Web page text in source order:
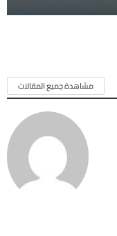
مشاهدة جميع المقالات